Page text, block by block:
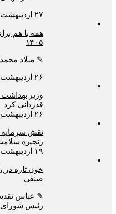
۲۷ اردیبهشت, ۱۴۰۵
همه با هم
۱۴۰۵
✎ میلاد
۲۶ اردیبهشت, ۱۴۰۵
وزیر
قدردانی کرد
۲۶ اردیبهشت, ۱۴۰۵
نقش سرمایه
زنجیره
۱۹ اردیبهشت, ۱۴۰۵
خون تازه در
صنفی
✎ عباس
رئیس شورای